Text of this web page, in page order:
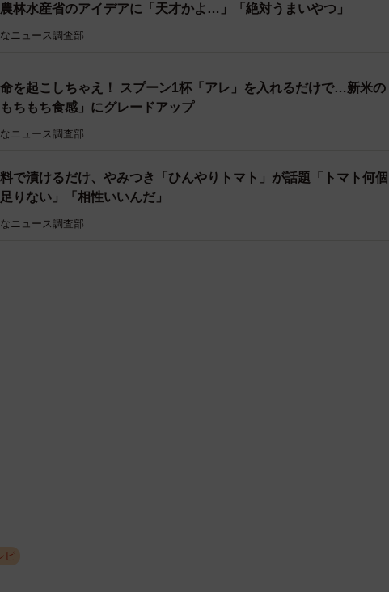
農林水産省のアイデアに「天才かよ…」「絶対うまいやつ」
ニュース調査部
を起こしちゃえ！ スプーン1杯「アレ」を入れるだけで…新米の
ちもち食感」にグレードアップ
ニュース調査部
で漬けるだけ、やみつき「ひんやりトマト」が話題「トマト何個
りない」「相性いいんだ」
ニュース調査部
ピ